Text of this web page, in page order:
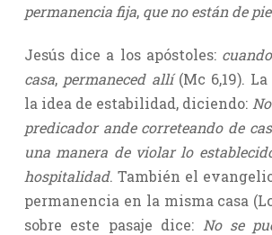
permanencia fija,que no están de
Jesús dice a los apóstoles:
casa,permaneced allí(Mc 6,19).
la idea de estabilidad, diciendo:
predicador ande correteando de
una manera de violar lo
hospitalidad. También el
permanencia en la misma casa (Lc
sobre este pasaje dice: No se